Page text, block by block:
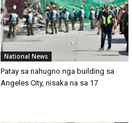
National News
Patay sa nahugno nga building sa
Angeles City, nisaka na sa 17